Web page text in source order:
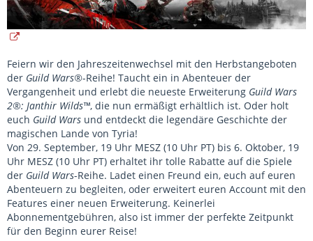
Feiern wir den Jahreszeitenwechsel mit den Herbstangeboten
der Guild Wars®-Reihe! Taucht ein in Abenteuer der
Vergangenheit und erlebt die neueste Erweiterung Guild Wars
2®: Janthir Wilds™, die nun ermäßigt erhältlich ist. Oder holt
euch Guild Wars und entdeckt die legendäre Geschichte der
magischen Lande von Tyria!
Von 29. September, 19 Uhr MESZ (10 Uhr PT) bis 6. Oktober, 19
Uhr MESZ (10 Uhr PT) erhaltet ihr tolle Rabatte auf die Spiele
der Guild Wars-Reihe. Ladet einen Freund ein, euch auf euren
Abenteuern zu begleiten, oder erweitert euren Account mit den
Features einer neuen Erweiterung. Keinerlei
Abonnementgebühren, also ist immer der perfekte Zeitpunkt
für den Beginn eurer Reise!